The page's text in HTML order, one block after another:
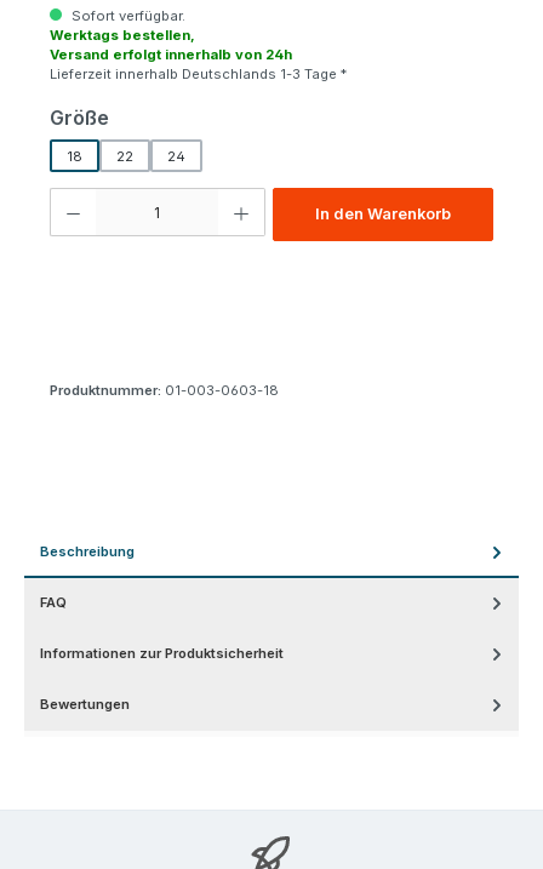
Sofort verfügbar.
Werktags bestellen,
Versand erfolgt innerhalb von 24h
Lieferzeit innerhalb Deutschlands 1-3 Tage *
Größe
18 22 24
In den Warenkorb
Produktnummer: 01-003-0603-18
Beschreibung
FAQ
Informationen zur Produktsicherheit
Bewertungen